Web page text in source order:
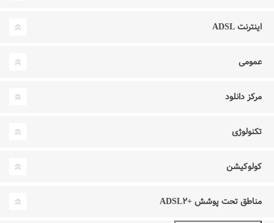
اینترنت ADSL
عمومی
مرکز دانلود
تکنولوژی
کولوکیشن
مناطق تحت پوشش +ADSL۲